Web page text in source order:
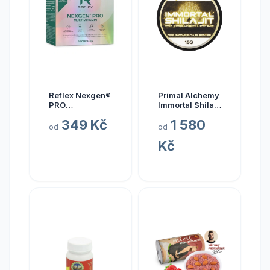
Reflex Nexgen®
PRO
NEW, 90 kapslí
od 349 Kč
Primal Alchemy
Immortal Shilajit
gramů
od 1 580
Kč